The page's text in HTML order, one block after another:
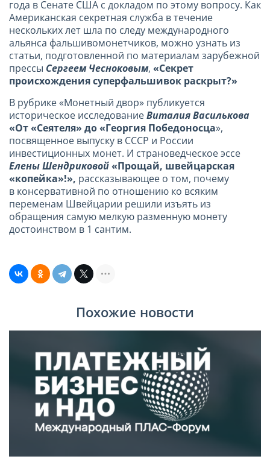
года в Сенате США с докладом по этому вопросу. Как
Американская секретная служба в течение
нескольких лет шла по следу международного
альянса фальшивомонетчиков, можно узнать из
статьи, подготовленной по материалам зарубежной
прессы Сергеем Чесноковым, «Секрет
происхождения суперфальшивок раскрыт?»
В рубрике «Монетный двор» публикуется
историческое исследованиеВиталия Василькова
«От «Сеятеля» до «Георгия Победоносца»,
посвященное выпуску в СССР и России
инвестиционных монет. И страноведческое эссе
Елены Шендриковой«Прощай, швейцарская
«копейка»!», рассказывающее о том, почему
в консервативной по отношению ко всяким
переменам Швейцарии решили изъять из
обращения самую мелкую разменную монету
достоинством в 1 сантим.
Похожие новости